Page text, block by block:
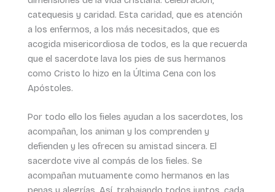
catequesis y caridad. Esta caridad, que es atención
a los enfermos, a los más necesitados, que es
acogida misericordiosa de todos, es la que recuerda
que el sacerdote lava los pies de sus hermanos
como Cristo lo hizo en la Última Cena con los
Apóstoles.
Por todo ello los fieles ayudan a los sacerdotes, los
acompañan, los animan y los comprenden y
defienden y les ofrecen su amistad sincera. El
sacerdote vive al compás de los fieles. Se
acompañan mutuamente como hermanos en las